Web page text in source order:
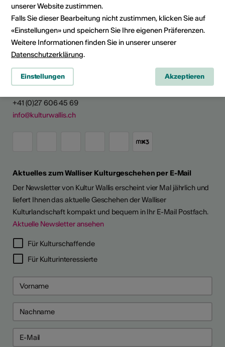
Rue de Lausanne 45
+41 (0)27 606 45 69
info@kulturwallis.ch
Aktuelles zum Walliser Kulturgeschehen per E-Mail
Der Newsletter von Kultur Wallis erscheint vier Mal jährlich und
liefert Ihnen das aktuelle Geschehen der Walliser
Kulturlandschaft kompakt und bequem in Ihr E-Mail Postfach.
Aktuelle Newsletter ansehen
Für Kulturschaffende
Für Kulturinteressierte
unserer Website zustimmen.
Falls Sie dieser Bearbeitung nicht zustimmen, klicken Sie auf
«Einstellungen» und speichern Sie Ihre eigenen Präferenzen.
Weitere Informationen finden Sie in unserer unserer
Datenschutzerklärung.
Einstellungen Akzeptieren